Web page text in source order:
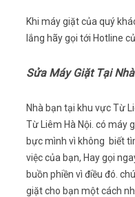
Khi máy giặt của quý
lắng hãy gọi tới Hotline
Sửa Máy Giặt Tại
Nhà bạn tại khu vực Từ
Từ Liêm Hà Nội. có máy
bực mình vì không biết
việc của bạn, Hay gọi
buồn phiền vì điều đó.
giặt cho bạn một cách